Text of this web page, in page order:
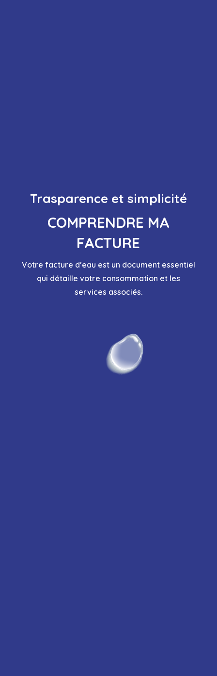
Trasparence et simplicité
COMPRENDRE MA
FACTURE
Votre facture d’eau est un document essentiel
qui détaille votre consommation et les
services associés.